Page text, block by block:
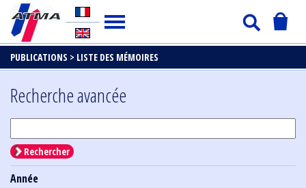
PUBLICATIONS > LISTE DES MÉMOIRES
Recherche avancée
Rechercher
Année